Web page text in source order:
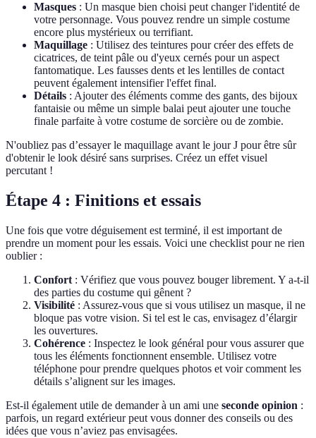
Masques : Un masque bien choisi peut changer l'identité de
votre personnage. Vous pouvez rendre un simple costume
encore plus mystérieux ou terrifiant.
Maquillage : Utilisez des teintures pour créer des effets de
cicatrices, de teint pâle ou d'yeux cernés pour un aspect
fantomatique. Les fausses dents et les lentilles de contact
peuvent également intensifier l'effet final.
Détails : Ajouter des éléments comme des gants, des bijoux
fantaisie ou même un simple balai peut ajouter une touche
finale parfaite à votre costume de sorcière ou de zombie.
N'oubliez pas d’essayer le maquillage avant le jour J pour être sûr
d'obtenir le look désiré sans surprises. Créez un effet visuel
percutant !
Étape 4 : Finitions et essais
Une fois que votre déguisement est terminé, il est important de
prendre un moment pour les essais. Voici une checklist pour ne rien
oublier :
Confort : Vérifiez que vous pouvez bouger librement. Y a-t-il
des parties du costume qui gênent ?
Visibilité : Assurez-vous que si vous utilisez un masque, il ne
bloque pas votre vision. Si tel est le cas, envisagez d’élargir
les ouvertures.
Cohérence : Inspectez le look général pour vous assurer que
tous les éléments fonctionnent ensemble. Utilisez votre
téléphone pour prendre quelques photos et voir comment les
détails s’alignent sur les images.
Est-il également utile de demander à un ami une seconde opinion :
parfois, un regard extérieur peut vous donner des conseils ou des
idées que vous n’aviez pas envisagées.